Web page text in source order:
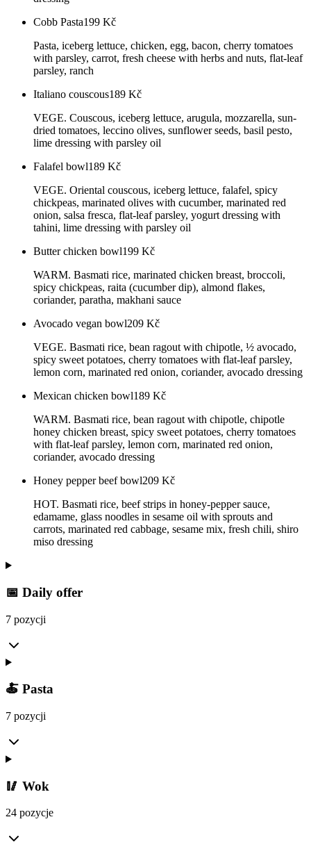
Cobb Pasta199 Kč
Pasta, iceberg lettuce, chicken, egg, bacon, cherry tomatoes
with parsley, carrot, fresh cheese with herbs and nuts, flat-leaf
parsley, ranch
Italiano couscous189 Kč
VEGE. Couscous, iceberg lettuce, arugula, mozzarella, sun-
dried tomatoes, leccino olives, sunflower seeds, basil pesto,
lime dressing with parsley oil
Falafel bowl189 Kč
VEGE. Oriental couscous, iceberg lettuce, falafel, spicy
chickpeas, marinated olives with cucumber, marinated red
onion, salsa fresca, flat-leaf parsley, yogurt dressing with
tahini, lime dressing with parsley oil
Butter chicken bowl199 Kč
WARM. Basmati rice, marinated chicken breast, broccoli,
spicy chickpeas, raita (cucumber dip), almond flakes,
coriander, paratha, makhani sauce
Avocado vegan bowl209 Kč
VEGE. Basmati rice, bean ragout with chipotle, ½ avocado,
spicy sweet potatoes, cherry tomatoes with flat-leaf parsley,
lemon corn, marinated red onion, coriander, avocado dressing
Mexican chicken bowl189 Kč
WARM. Basmati rice, bean ragout with chipotle, chipotle
honey chicken breast, spicy sweet potatoes, cherry tomatoes
with flat-leaf parsley, lemon corn, marinated red onion,
coriander, avocado dressing
Honey pepper beef bowl209 Kč
HOT. Basmati rice, beef strips in honey-pepper sauce,
edamame, glass noodles in sesame oil with sprouts and
carrots, marinated red cabbage, sesame mix, fresh chili, shiro
miso dressing
📅 Daily offer
7 pozycji
🍝 Pasta
7 pozycji
🥢 Wok
24 pozycje